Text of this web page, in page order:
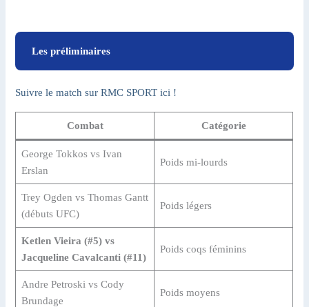
Les préliminaires
Suivre le match sur RMC SPORT ici !
Combat Catégorie
George Tokkos vs Ivan
Erslan
Poids mi-lourds
Trey Ogden vs Thomas Gantt
(débuts UFC)
Poids légers
Ketlen Vieira (#5) vs
Jacqueline Cavalcanti (#11)
Poids coqs féminins
Andre Petroski vs Cody
Brundage
Poids moyens